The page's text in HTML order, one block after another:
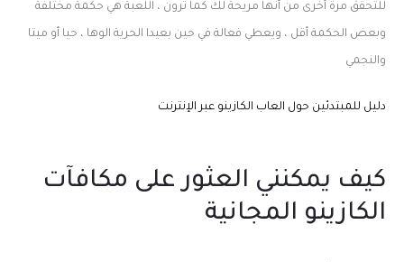
للتحقق مرة أخرى من أنها مريحة لك كما ترون ، اللعبة هي حكمة مختلفة
وبعض الحكمة أقل ، ويعطي فعالة في حين بعيدا الحرية الوها ، حيا أو ميتا
والنجمي
دليل للمبتدئين حول العاب الكازينو عبر الإنترنت
كيف يمكنني العثور على مكافآت
الكازينو المجانية